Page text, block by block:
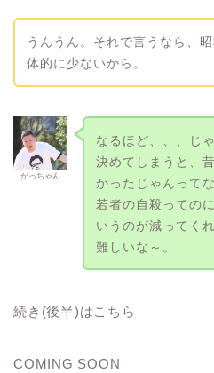
うんうん。それで言うなら、
体的に少ないから。
がっちゃん
なるほど、、、じ
決めてしまうと、
かったじゃんって
若者の自殺っての
いうのが減ってく
難しいな～。
続き(後半)はこちら
COMING SOON